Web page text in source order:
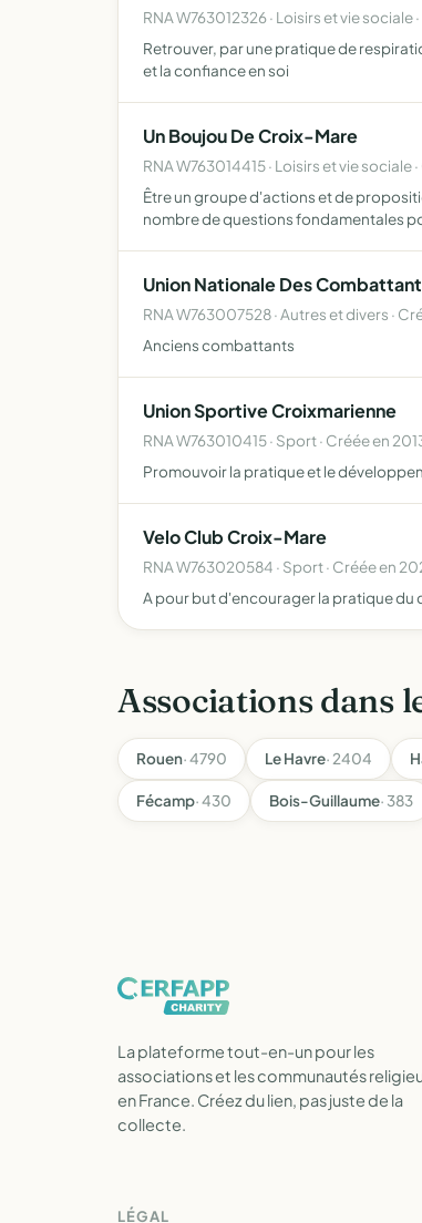
RNA W763012326 · Loisirs et vie sociale
Retrouver, par une pratique de
et la confiance en soi
Un Boujou De Croix-Mare
RNA W763014415 · Loisirs et vie sociale
Être un groupe d'actions et de
nombre de questions fondamentales
Union Nationale Des
RNA W763007528 · Autres et divers ·
Anciens combattants
Union Sportive Croixmarienne
RNA W763010415 · Sport · Créée en
Promouvoir la pratique et le
Velo Club Croix-Mare
RNA W763020584 · Sport · Créée en
A pour but d'encourager la pratique du
Associations dans
Rouen· 4790 Le Havre· 2404
Fécamp· 430 Bois-Guillaume· 383
La plateforme tout-en-un pour les
associations et les communautés
en France. Créez du lien, pas juste de la
collecte.
LÉGAL